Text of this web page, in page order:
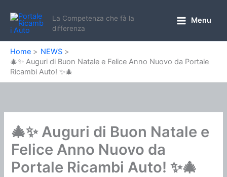
contenuto
La Competenza che fà la
differenza
Menu
Home
NEWS
🎄✨ Auguri di Buon Natale e Felice Anno Nuovo da Portale
Ricambi Auto! ✨🎄
🎄✨ Auguri di Buon Natale e
Felice Anno Nuovo da
Portale Ricambi Auto! ✨🎄